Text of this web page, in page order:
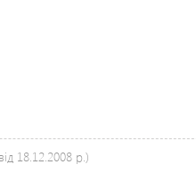
18.12.2008 р.)